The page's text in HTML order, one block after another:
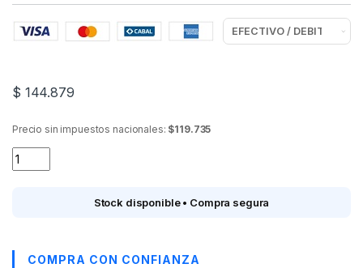
$ 144.879
Precio sin impuestos nacionales: $119.735
Secador de Pelo GA.MA.ViaVeneto White Ion quantity
Stock disponible • Compra segura
COMPRA CON CONFIANZA